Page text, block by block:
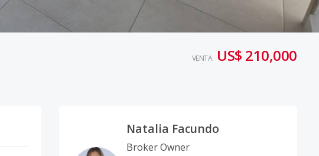
VENTA US$ 210,000
Natalia Facundo
Broker Owner